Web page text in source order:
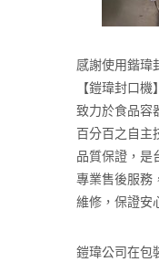
感謝使用鍇瑋
【鎧瑋封口
致力於食品容
百分百之自主
品質保證，是
專業售後服務
維修，保證安
鎧瑋公司在包